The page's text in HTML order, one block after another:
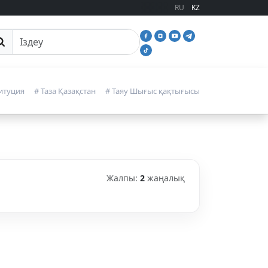
RU KZ
іздеу
# Таза Қазақстан # Таяу Шығыс қақтығысы
Жалпы: 2 жаңалық